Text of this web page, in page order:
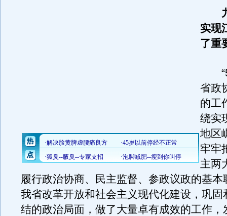
实现
了重
“5
省政
的工
绕实
地区
牢牢
主两
履行政治协商、民主监督、参政议政的基本
我省改革开放和社会主义现代化建设，巩固
结的政治局面，做了大量卓有成效的工作，